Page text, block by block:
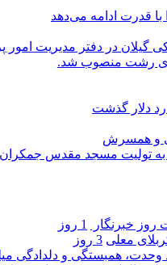
قدرت ادامه می‌دهد
در دفتر مدیریت امور
رشت منصوب شد.
دلار گذشت
و همسرش
به تولیت مسجد مقدس
خبرنگار
1 روز
معلی 3 روز
وحدت، همبستگی و